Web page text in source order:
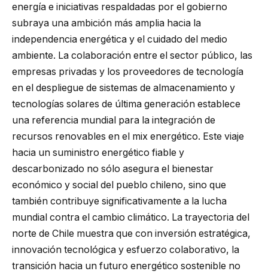
energía e iniciativas respaldadas por el gobierno
subraya una ambición más amplia hacia la
independencia energética y el cuidado del medio
ambiente. La colaboración entre el sector público, las
empresas privadas y los proveedores de tecnología
en el despliegue de sistemas de almacenamiento y
tecnologías solares de última generación establece
una referencia mundial para la integración de
recursos renovables en el mix energético. Este viaje
hacia un suministro energético fiable y
descarbonizado no sólo asegura el bienestar
económico y social del pueblo chileno, sino que
también contribuye significativamente a la lucha
mundial contra el cambio climático. La trayectoria del
norte de Chile muestra que con inversión estratégica,
innovación tecnológica y esfuerzo colaborativo, la
transición hacia un futuro energético sostenible no